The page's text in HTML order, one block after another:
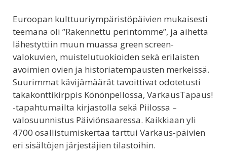
Euroopan kulttuuriympäristöpäivien mukaisesti
teemana oli ”Rakennettu perintömme”, ja aihetta
lähestyttiin muun muassa green screen-
valokuvien, muistelutuokioiden sekä erilaisten
avoimien ovien ja historiatempausten merkeissä.
Suurimmat kävijämäärät tavoittivat odotetusti
takakonttikirppis Könönpellossa, VarkausTapaus!
-tapahtumailta kirjastolla sekä Piilossa –
valosuunnistus Päiviönsaaressa. Kaikkiaan yli
4700 osallistumiskertaa tarttui Varkaus-päivien
eri sisältöjen järjestäjien tilastoihin.